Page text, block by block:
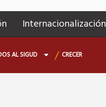
Internacionalización
AL SIGUD CRECER